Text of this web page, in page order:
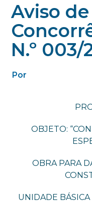
Aviso
N.º 003/
Por
OBJETO:
OBRA PARA
UNIDADE